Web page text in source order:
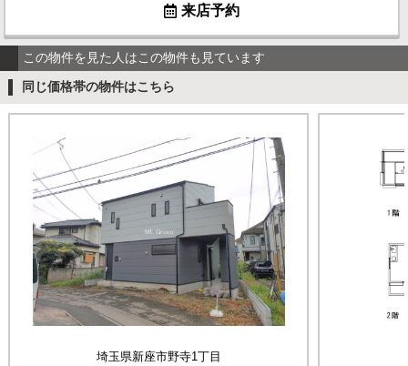
来店予約
この物件を見た人はこの物件も見ています
同じ価格帯の物件はこちら
埼玉県新座市野寺1丁目